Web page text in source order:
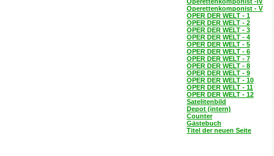
Operettenkomponist - V
OPER DER WELT - 1
OPER DER WELT - 2
OPER DER WELT - 3
OPER DER WELT - 4
OPER DER WELT - 5
OPER DER WELT - 6
OPER DER WELT - 7
OPER DER WELT - 8
OPER DER WELT - 9
OPER DER WELT - 10
OPER DER WELT - 11
OPER DER WELT - 12
Satelitenbild
Depot (intern)
Counter
Gästebuch
Titel der neuen Seite